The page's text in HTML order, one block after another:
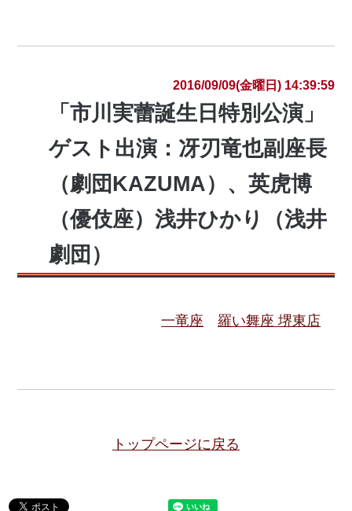
2016/09/09(金曜日) 14:39:59
「市川実蕾誕生日特別公演」
ゲスト出演：冴刃竜也副座長
（劇団KAZUMA）、英虎博
（優伎座）浅井ひかり（浅井
劇団）
一竜座 羅い舞座 堺東店
トップページに戻る